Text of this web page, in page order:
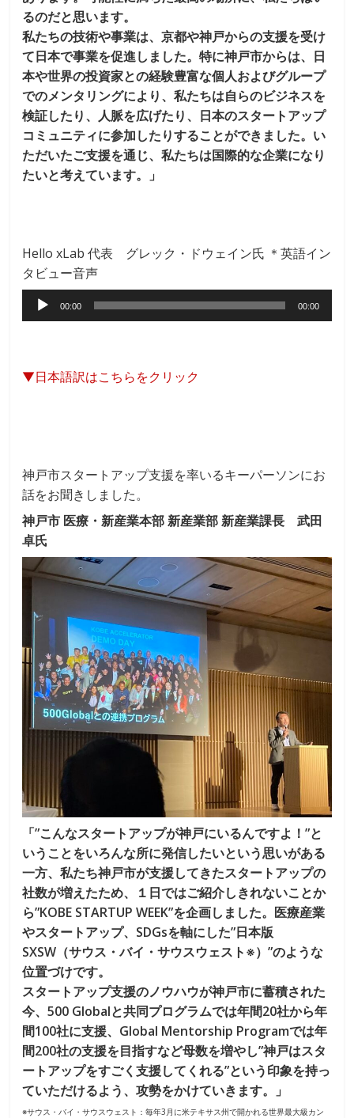
るのだと思います。
私たちの技術や事業は、京都や神戸からの支援を受け
て日本で事業を促進しました。特に神戸市からは、日
本や世界の投資家との経験豊富な個人およびグループ
でのメンタリングにより、私たちは自らのビジネスを
検証したり、人脈を広げたり、日本のスタートアップ
コミュニティに参加したりすることができました。い
ただいたご支援を通じ、私たちは国際的な企業になり
たいと考えています。」
Hello xLab 代表 グレック・ドウェイン氏 ＊英語イン
タビュー音声
声
00:00 00:00
▼日本語訳はこちらをクリック
神戸市スタートアップ支援を率いるキーパーソンにお
話をお聞きしました。
神戸市 医療・新産業本部 新産業部 新産業課長 武田
卓氏
「”こんなスタートアップが神戸にいるんですよ！”と
いうことをいろんな所に発信したいという思いがある
一方、私たち神戸市が支援してきたスタートアップの
社数が増えたため、１日ではご紹介しきれないことか
ら”KOBE STARTUP WEEK”を企画しました。医療産業
やスタートアップ、SDGsを軸にした”日本版
SXSW（サウス・バイ・サウスウェスト※）”のような
位置づけです。
スタートアップ支援のノウハウが神戸市に蓄積された
今、500 Globalと共同プログラムでは年間20社から年
間100社に支援、Global Mentorship Programでは年
間200社の支援を目指すなど母数を増やし”神戸はスタ
ートアップをすごく支援してくれる”という印象を持っ
ていただけるよう、攻勢をかけていきます。」
※サウス・バイ・サウスウェスト：毎年3月に米テキサス州で開かれる世界最大級カン